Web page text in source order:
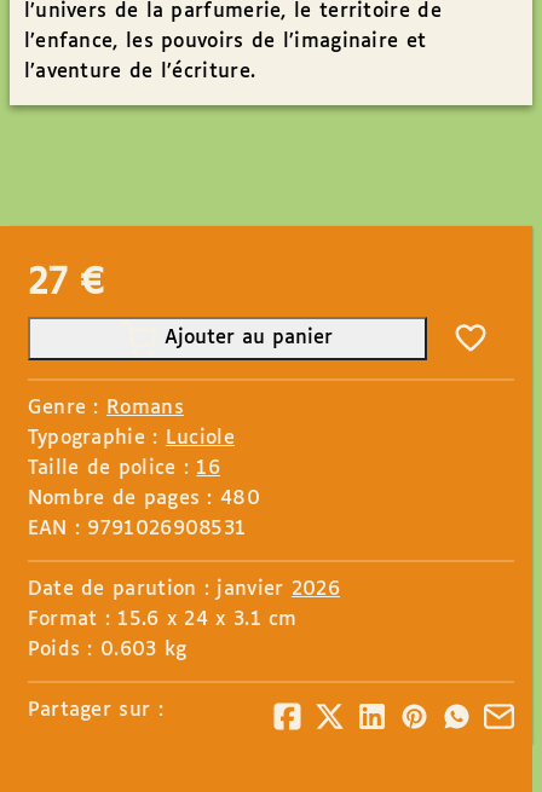
l’univers de la parfumerie, le territoire de
l’enfance, les pouvoirs de l’imaginaire et
l’aventure de l’écriture.
27 €
Ajouter au panier
Genre : Romans
Typographie : Luciole
Taille de police : 16
Nombre de pages : 480
EAN : 9791026908531
Date de parution : janvier 2026
Format : 15.6 x 24 x 3.1 cm
Poids : 0.603 kg
Partager sur :